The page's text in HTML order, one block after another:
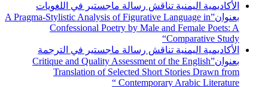
الأكاديمية اليمنية تناقش رسالة ماجستير في اللغويات
بعنوان”A Pragma-Stylistic Analysis of Figurative Language in
Confessional Poetry by Male and Female Poets: A
Comparative Study“
الأكاديمية اليمنية تناقش رسالة ماجستير في الترجمة
بعنوان”Critique and Quality Assessment of the English
Translation of Selected Short Stories Drawn from
Contemporary Arabic Literature “